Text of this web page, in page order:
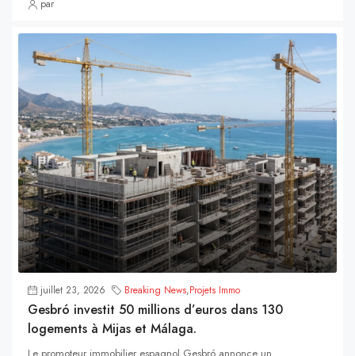
par
juillet 23, 2026 Breaking News,Projets Immo
Gesbró investit 50 millions d’euros dans 130
logements à Mijas et Málaga.